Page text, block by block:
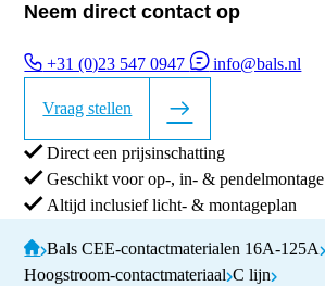
Neem direct contact op
+31 (0)23 547 0947 info@bals.nl
Vraag stellen
Direct een prijsinschatting
Geschikt voor op-, in- & pendelmontage
Altijd inclusief licht- & montageplan
Bals CEE-contactmaterialen 16A-125A
Hoogstroom-contactmateriaal C lijn